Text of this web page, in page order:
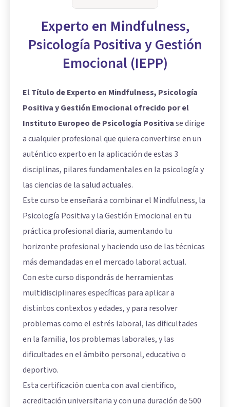
Experto en Mindfulness,
Psicología Positiva y Gestión
Emocional (IEPP)
ElTítulo de Experto en Mindfulness, Psicología
Positiva y Gestión Emocionalofrecido por el
Instituto Europeo de Psicología Positivase dirige
a cualquier profesional que quiera convertirse en un
auténtico experto en la aplicación de estas 3
disciplinas, pilares fundamentales en la psicología y
las ciencias de la salud actuales.
Este curso te enseñará a combinar el Mindfulness, la
Psicología Positiva y la Gestión Emocional en tu
práctica profesional diaria, aumentando tu
horizonte profesional y haciendo uso de las técnicas
más demandadas en el mercado laboral actual.
Con este curso dispondrás de herramientas
multidisciplinares específicas para aplicar a
distintos contextos y edades, y para resolver
problemas como el estrés laboral, las dificultades
en la familia, los problemas laborales, y las
dificultades en el ámbito personal, educativo o
deportivo.
Esta certificación cuenta con aval científico,
acreditación universitaria y con una duración de 500